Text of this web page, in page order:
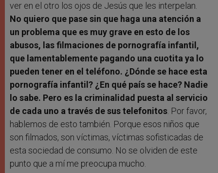
ver en el otro los ojos de Jesús que les interpelan.
No quiero que pase sin que haga una atención a
un problema que es muy grave en esto de los
abusos, las filmaciones de pornografía infantil,
que lamentablemente pagando una cuotita ya lo
pueden tener en el teléfono. ¿Dónde se hace esta
pornografía infantil? ¿En qué país se hace? Nadie
lo sabe. Pero es la criminalidad puesta al servicio
de cada uno a través de sus telefonitos . Por favor,
hablemos de esto también. Porque esos niños que
son filmados, son víctimas, víctimas sofisticadas de
esta sociedad de consumo. No se olviden de este
punto que a mí me preocupa mucho.